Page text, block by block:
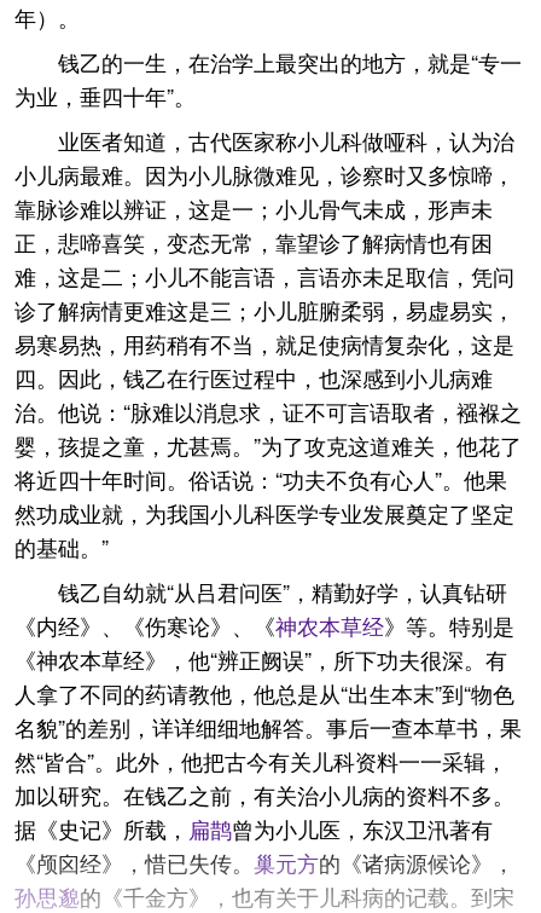
年）。
钱乙的一生，在治学上最突出的地方，就是“专一
为业，垂四十年”。
业医者知道，古代医家称小儿科做哑科，认为治
小儿病最难。因为小儿脉微难见，诊察时又多惊啼，
靠脉诊难以辨证，这是一；小儿骨气未成，形声未
正，悲啼喜笑，变态无常，靠望诊了解病情也有困
难，这是二；小儿不能言语，言语亦未足取信，凭问
诊了解病情更难这是三；小儿脏腑柔弱，易虚易实，
易寒易热，用药稍有不当，就足使病情复杂化，这是
四。因此，钱乙在行医过程中，也深感到小儿病难
治。他说：“脉难以消息求，证不可言语取者，襁褓之
婴，孩提之童，尤甚焉。”为了攻克这道难关，他花了
将近四十年时间。俗话说：“功夫不负有心人”。他果
然功成业就，为我国小儿科医学专业发展奠定了坚定
的基础。”
钱乙自幼就“从吕君问医”，精勤好学，认真钻研
《内经》、《伤寒论》、《神农本草经》等。特别是
《神农本草经》，他“辨正阙误”，所下功夫很深。有
人拿了不同的药请教他，他总是从“出生本末”到“物色
名貌”的差别，详详细细地解答。事后一查本草书，果
然“皆合”。此外，他把古今有关儿科资料一一采辑，
加以研究。在钱乙之前，有关治小儿病的资料不多。
据《史记》所载， 扁鹊曾为小儿医，东汉卫汛著有
《颅囟经》，惜已失传。 巢元方的《诸病源候论》，
孙思邈的《千金方》，也有关于儿科病的记载。到宋